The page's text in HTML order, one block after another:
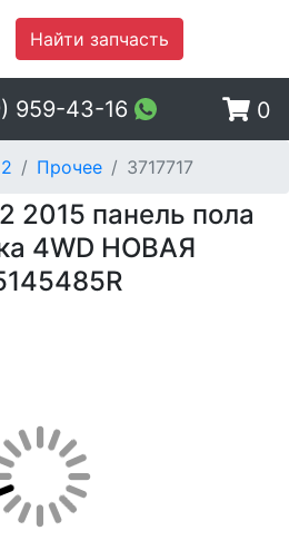
Найти запчасть
959-43-16 0
Прочее 3717717
2015 панель пола
4WD НОВАЯ